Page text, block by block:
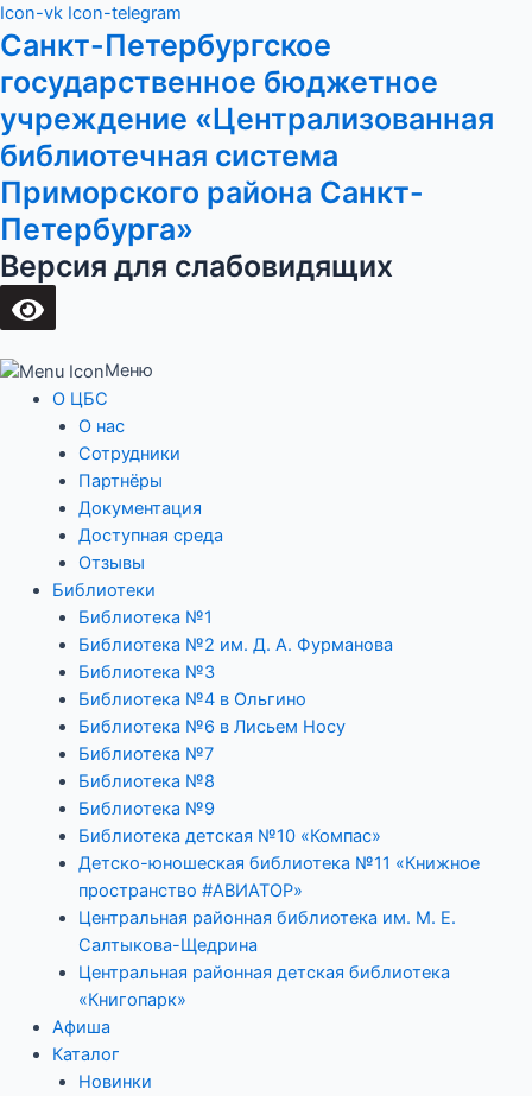
Перейти
к
Icon-vk Icon-telegram
Санкт-Петербургское
государственное бюджетное
учреждение «Централизованная
библиотечная система
Приморского района Санкт-
Петербурга»
Версия для слабовидящих
Меню
О ЦБС
О нас
Сотрудники
Партнёры
Документация
Доступная среда
Отзывы
Библиотеки
Библиотека №1
Библиотека №2 им. Д. А. Фурманова
Библиотека №3
Библиотека №4 в Ольгино
Библиотека №6 в Лисьем Носу
Библиотека №7
Библиотека №8
Библиотека №9
Библиотека детская №10 «Компас»
Детско-юношеская библиотека №11 «Книжное
пространство #АВИАТОР»
Центральная районная библиотека им. М. Е.
Салтыкова-Щедрина
Центральная районная детская библиотека
«Книгопарк»
Афиша
Каталог
Новинки
Main
Menu